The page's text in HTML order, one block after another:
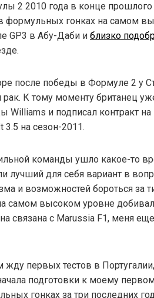
2 2010 года в конце прошлого
формульных гонках на самом
GP3 в Абу-Даби и близко
после победы в Формуле 2 у
рак. К тому моменту британец
Williams и подписал контракт
на сезон-2011.
команды ушло какое-то
лучший для себя вариант в
и возможностей бороться за
самом высоком уровне
связана с Marussia F1, меня
жду первых тестов в
подготовки к моему
гонках за три последних